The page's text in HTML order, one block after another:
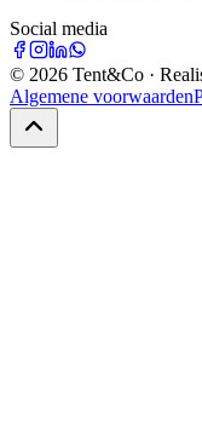
Social media
© 2026 Tent&Co ·
Algemene voorwaarden